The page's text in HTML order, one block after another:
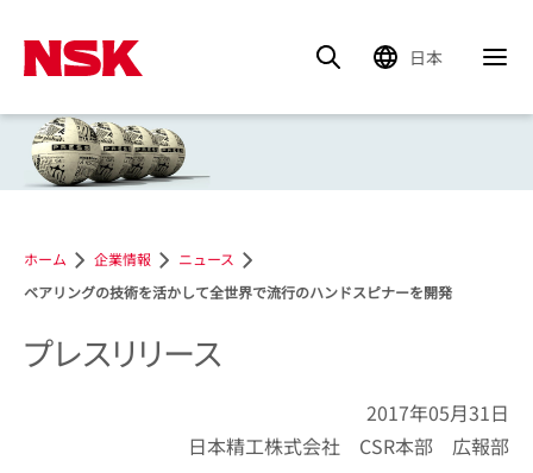
ホーム 企業情報
ニュース
ベアリングの技術を活かして全世界で流行のハンドスピナーを開発
日本
プレスリリース
2017年05月31日
日本精工株式会社 CSR本部 広報部